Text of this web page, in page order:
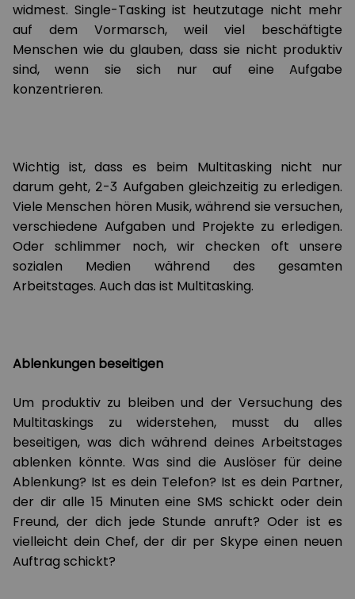
widmest. Single-Tasking ist heutzutage nicht mehr
auf dem Vormarsch, weil viel beschäftigte
Menschen wie du glauben, dass sie nicht produktiv
sind, wenn sie sich nur auf eine Aufgabe
konzentrieren.
Wichtig ist, dass es beim Multitasking nicht nur
darum geht, 2-3 Aufgaben gleichzeitig zu erledigen.
Viele Menschen hören Musik, während sie versuchen,
verschiedene Aufgaben und Projekte zu erledigen.
Oder schlimmer noch, wir checken oft unsere
sozialen Medien während des gesamten
Arbeitstages. Auch das ist Multitasking.
Ablenkungen beseitigen
Um produktiv zu bleiben und der Versuchung des
Multitaskings zu widerstehen, musst du alles
beseitigen, was dich während deines Arbeitstages
ablenken könnte. Was sind die Auslöser für deine
Ablenkung? Ist es dein Telefon? Ist es dein Partner,
der dir alle 15 Minuten eine SMS schickt oder dein
Freund, der dich jede Stunde anruft? Oder ist es
vielleicht dein Chef, der dir per Skype einen neuen
Auftrag schickt?